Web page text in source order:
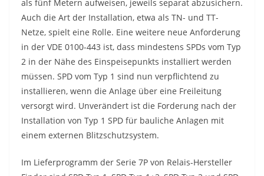
als fünf Metern aufweisen, jeweils separat abzusichern.
Auch die Art der Installation, etwa als TN- und TT-
Netze, spielt eine Rolle. Eine weitere neue Anforderung
in der VDE 0100-443 ist, dass mindestens SPDs vom Typ
2 in der Nähe des Einspeisepunkts installiert werden
müssen. SPD vom Typ 1 sind nun verpflichtend zu
installieren, wenn die Anlage über eine Freileitung
versorgt wird. Unverändert ist die Forderung nach der
Installation von Typ 1 SPD für bauliche Anlagen mit
einem externen Blitzschutzsystem.
Im Lieferprogramm der Serie 7P von Relais-Hersteller